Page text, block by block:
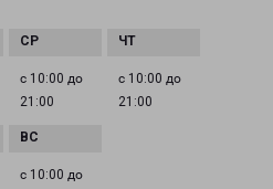
с 10:00 до
21:00
с 10:00 до
21:00
с 10:00 до